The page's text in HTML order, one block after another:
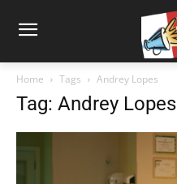
Home Tags Andrey Lopes
Tag: Andrey Lopes